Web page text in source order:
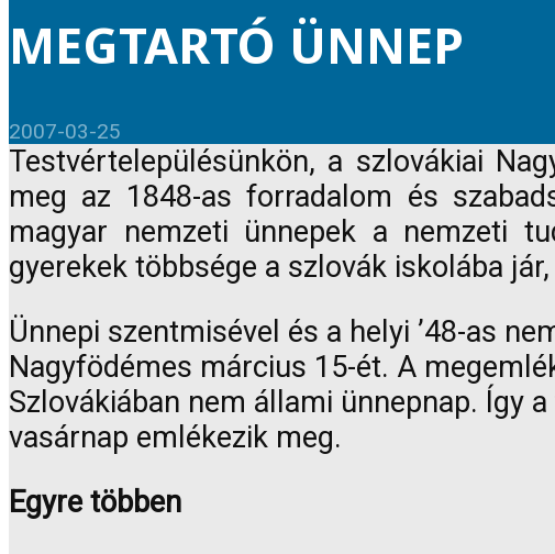
MEGTARTÓ ÜNNEP
2007-03-25
Testvértelepülésünkön, a szlovákiai
meg az 1848-as forradalom és
magyar nemzeti ünnepek a nemzeti
gyerekek többsége a szlovák iskolába
Ünnepi szentmisével és a helyi ’48-as
Nagyfödémes március 15-ét. A
Szlovákiában nem állami ünnepnap. Így
vasárnap emlékezik meg.
Egyre többen